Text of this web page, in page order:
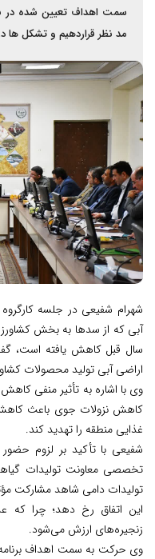
سمت اهداف تعیین شده در
مد نظر قرار‌دهیم و تشکل ها
شهرام شفیعی در جلسه کارگروه
آبی که از سدها به بخش
سال قبل کاهش یافته است،
اراضی آبی تولید محصولات
وی با اشاره به تأثیر منفی کاهش
کاهش نزولات جوی باعث
غذایی منطقه را تهدید کند.
شفیعی با تأکید بر لزوم
تخصصی معاونت تولیدات
تولیدات دامی شاهد مشارکت
این اتفاق رخ دهد؛ چرا
زنجیره‌های ارزش می‌شود.
وی حرکت به سمت اهداف